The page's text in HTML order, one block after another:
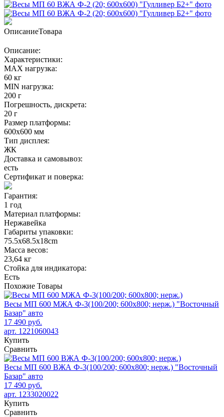
ОписаниеТовара
Описание:
Характеристики:
MAX нагрузка:
60 кг
MIN нагрузка:
200 г
Погрешность, дискрета:
20 г
Размер платформы:
600х600 мм
Тип дисплея:
ЖК
Доставка и самовывоз:
есть
Сертификат и поверка:
Гарантия:
1 год
Материал платформы:
Нержавейка
Габариты упаковки:
75.5х68.5х18cm
Масса весов:
23,64 кг
Стойка для индикатора:
Есть
Похожие Товары
Весы МП 600 МЖА Ф-3(100/200; 600х800; нерж.) "Восточный
Базар" авто
17 490 руб.
арт. 1221060043
Купить
Сравнить
Весы МП 600 ВЖА Ф-3(100/200; 600х800; нерж.) "Восточный
Базар" авто
17 490 руб.
арт. 1233020022
Купить
Сравнить